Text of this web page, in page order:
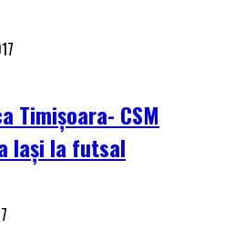
Timișoara- CSM
Iași la futsal